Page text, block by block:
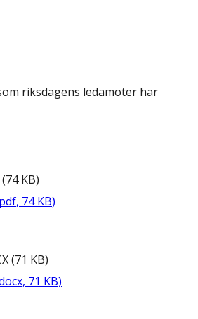
riksdagens ledamöter har
(74 KB)
pdf, 74 KB)
(71 KB)
, 71 KB)